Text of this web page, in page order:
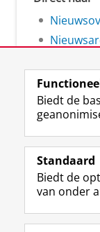
Studiekiezers
Biedt de
Standaard
Biedt de
van onder